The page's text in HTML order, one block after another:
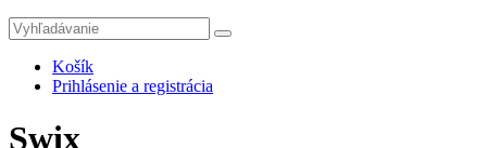
Košík
Prihlásenie a registrácia
Swix